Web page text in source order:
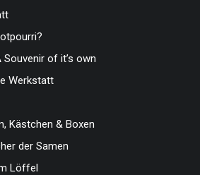
of it’s own
Werkstatt
Kästchen & Boxen
der Samen
Löffel